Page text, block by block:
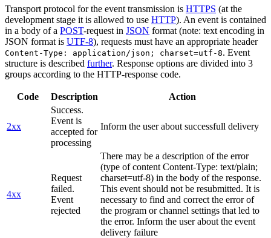
Transport protocol for the event transmission is HTTPS (at the
development stage it is allowed to use HTTP). An event is contained
in a body of a POST-request in JSON format (note: text encoding in
JSON format is UTF-8), requests must have an appropriate header
Content-Type: application/json; charset=utf-8. Event
structure is described further. Response options are divided into 3
groups according to the HTTP-response code.
Code Description Action
2xx
Success.
Event is
accepted for
processing
Inform the user about successfull delivery
4xx
Request
failed.
Event
rejected
There may be a description of the error
(type of content Content-Type: text/plain;
charset=utf-8) in the body of the response.
This event should not be resubmitted. It is
necessary to find and correct the error of
the program or channel settings that led to
the error. Inform the user about the event
delivery failure